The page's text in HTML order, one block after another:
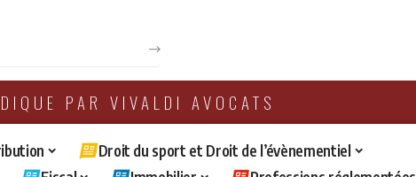
PAR VIVALDI AVOCATS
Droit du sport et Droit de l’évènementiel